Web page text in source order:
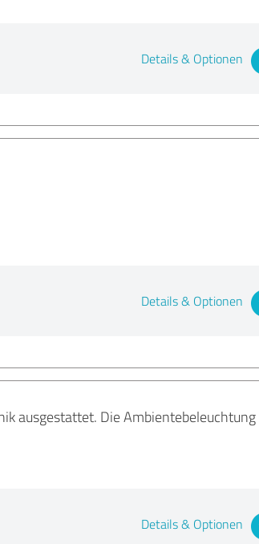
Details & Optionen
Details & Optionen
ausgestattet. Die
Details & Optionen